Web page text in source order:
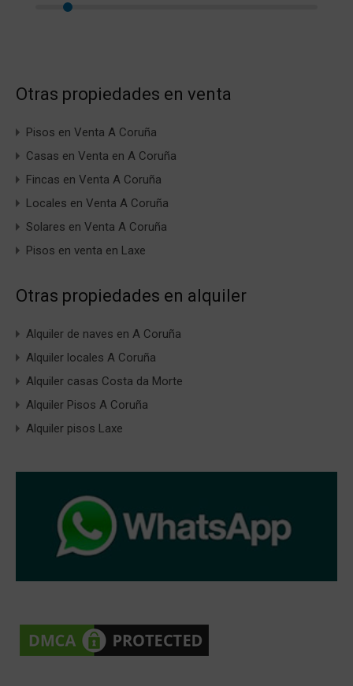
Otras propiedades en venta
Pisos en Venta A Coruña
Casas en Venta en A Coruña
Fincas en Venta A Coruña
Locales en Venta A Coruña
Solares en Venta A Coruña
Pisos en venta en Laxe
Otras propiedades en alquiler
Alquiler de naves en A Coruña
Alquiler locales A Coruña
Alquiler casas Costa da Morte
Alquiler Pisos A Coruña
Alquiler pisos Laxe